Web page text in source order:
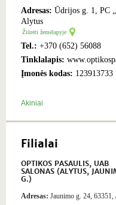
Adresas: Ūdrijos g. 1, PC
Alytus
Žiūrėti žemėlapyje
Tel.: +370 (652) 56088
Tinklalapis:
Įmonės kodas: 123913733
Akiniai
Filialai
OPTIKOS PASAULIS, UAB
SALONAS (ALYTUS,
G.)
Adresas: Jaunimo g. 24,